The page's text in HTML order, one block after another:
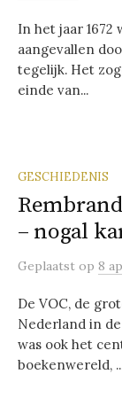
In het jaar
aangevallen
tegelijk. Het
einde van...
GESCHIEDENIS
– nogal
Geplaatst op 8
De VOC, de
Nederland in
was ook het
boekenwereld,